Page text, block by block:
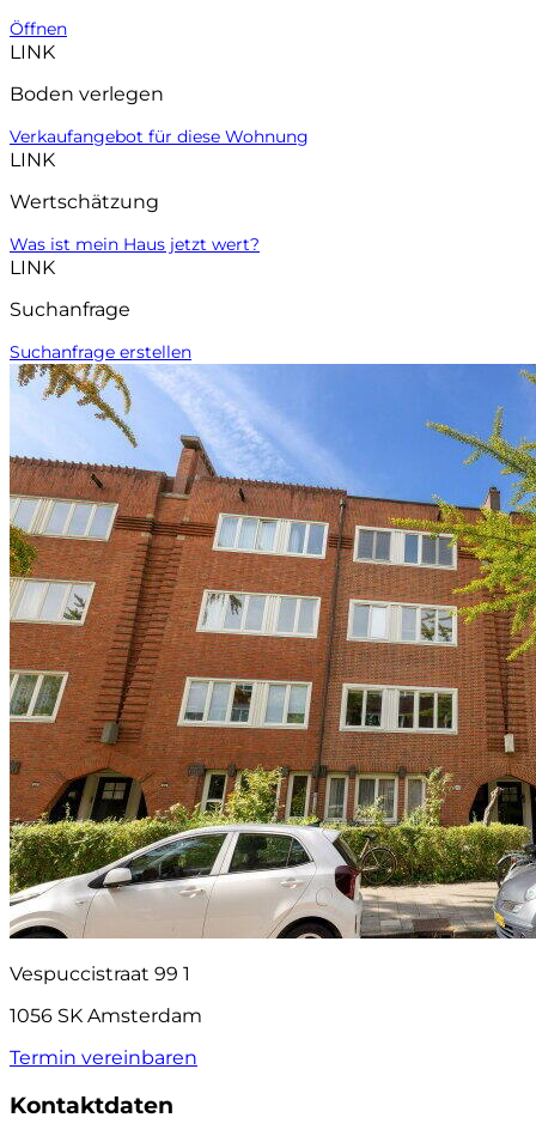
Öffnen
LINK
Boden verlegen
Verkaufangebot für diese Wohnung
LINK
Wertschätzung
Was ist mein Haus jetzt wert?
LINK
Suchanfrage
Suchanfrage erstellen
Vespuccistraat 99 1
1056 SK Amsterdam
Termin vereinbaren
Kontaktdaten